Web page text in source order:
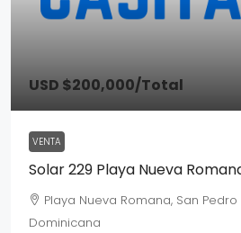
USD $200,000/Total
VENTA
Solar 229 Playa Nueva
Playa Nueva Romana, San
Dominicana